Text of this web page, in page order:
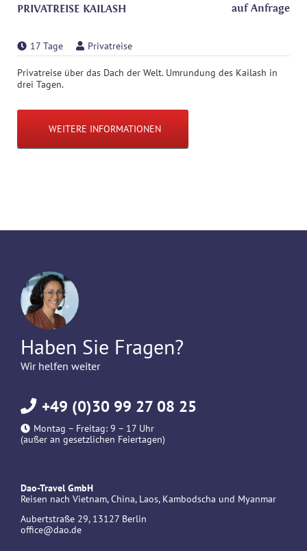
PRIVATREISE KAILASH auf Anfrage
17 Tage Privatreise
Privatreise über das Dach der Welt. Umrundung des Kailash in
drei Tagen.
WEITERE INFORMATIONEN
Haben Sie Fragen?
Wir helfen weiter
+49 (0)30 99 27 08 25
Montag – Freitag: 9 – 17 Uhr
(außer an gesetzlichen Feiertagen)
Dao-Travel GmbH
Reisen nach Vietnam, China, Laos, Kambodscha und Myanmar
Aubertstraße 29, 13127 Berlin
office@dao.de